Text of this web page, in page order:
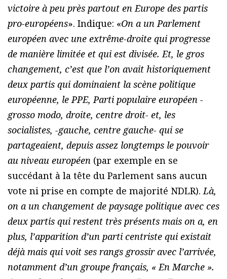
victoire à peu près partout en Europe des partis
pro-européens». Indique: «On a un Parlement
européen avec une extrême-droite qui progresse
de manière limitée et qui est divisée. Et, le gros
changement, c’est que l’on avait historiquement
deux partis qui dominaient la scène politique
européenne, le PPE, Parti populaire européen -
grosso modo, droite, centre droit- et, les
socialistes, -gauche, centre gauche- qui se
partageaient, depuis assez longtemps le pouvoir
au niveau européen (par exemple en se
succédant à la tête du Parlement sans aucun
vote ni prise en compte de majorité NDLR).Là,
on a un changement de paysage politique avec ces
deux partis qui restent très présents mais on a, en
plus, l’apparition d’un parti centriste qui existait
déjà mais qui voit ses rangs grossir avec l’arrivée,
notamment d’un groupe français, « En Marche ».